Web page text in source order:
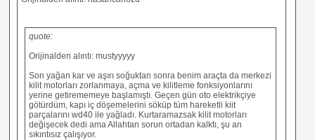
quote:
Orijinalden alıntı: mustyyyyy
Son yağan kar ve aşırı soğuktan sonra benim araçta da merkezi
kilit motorları zorlanmaya, açma ve kilitleme fonksiyonlarını
yerine getirememeye başlamıştı. Geçen gün oto elektrikçiye
götürdüm, kapı iç döşemelerini söküp tüm hareketli kiit
parçalarını wd40 ile yağladı. Kurtaramazsak kilit motorları
değişecek dedi ama Allahtan sorun ortadan kalktı, şu an
sıkıntısız çalışıyor.